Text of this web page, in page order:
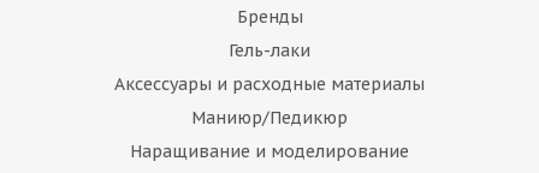
Бренды
Гель-лаки
Аксессуары и расходные материалы
Маниюр/Педикюр
Наращивание и моделирование